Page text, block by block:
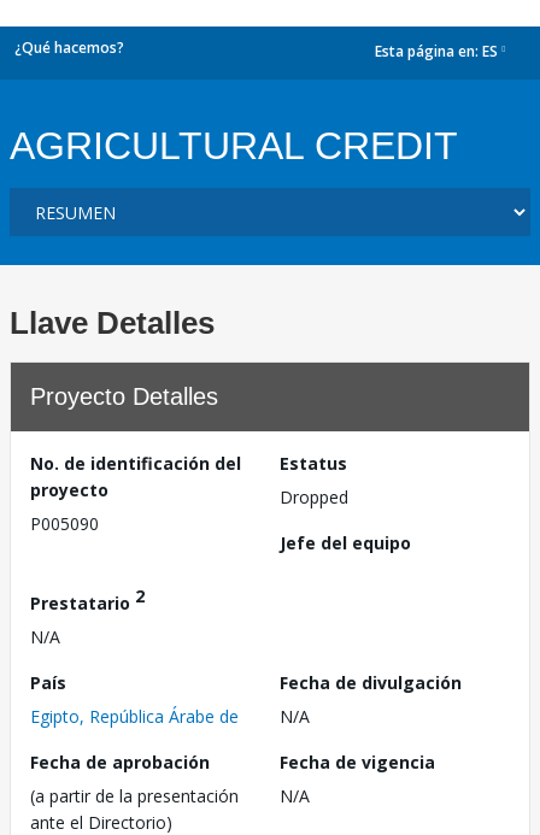
¿Qué hacemos? Esta página en: ES
AGRICULTURAL CREDIT
Llave Detalles
Proyecto Detalles
No. de identificación del
proyecto
P005090
Estatus
Dropped
Jefe del equipo
Prestatario 2
N/A
País
Egipto, República Árabe de
Fecha de divulgación
N/A
Fecha de aprobación
(a partir de la presentación
ante el Directorio)
Fecha de vigencia
N/A